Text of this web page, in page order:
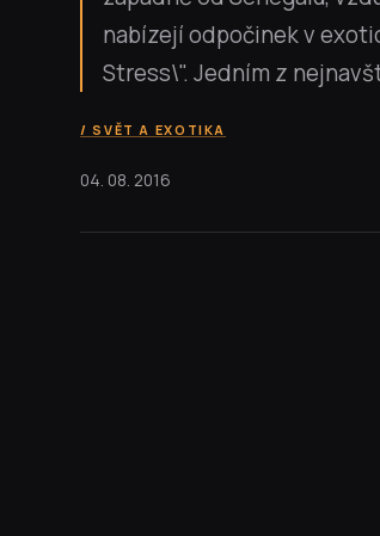
nabízejí odpočinek v
Stress\". Jedním z
SVĚT A EXOTIKA
04. 08. 2016